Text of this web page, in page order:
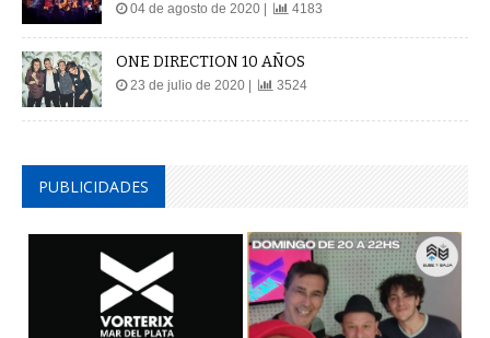
04 de agosto de 2020 | 4183
ONE DIRECTION 10 AÑOS
23 de julio de 2020 | 3524
PUBLICIDADES